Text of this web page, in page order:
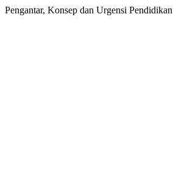
Pengantar, Konsep dan Urgensi